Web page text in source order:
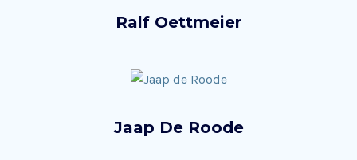
Ralf Oettmeier
Jaap De Roode